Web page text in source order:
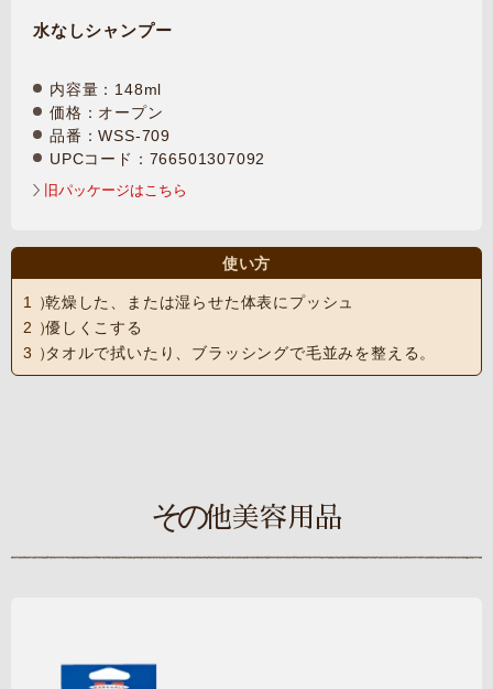
水なしシャンプー
内容量：148ml
価格：オープン
品番：WSS-709
UPCコード：766501307092
旧パッケージはこちら
使い方
乾燥した、または湿らせた体表にプッシュ
優しくこする
タオルで拭いたり、ブラッシングで毛並みを整える。
その他美容用品